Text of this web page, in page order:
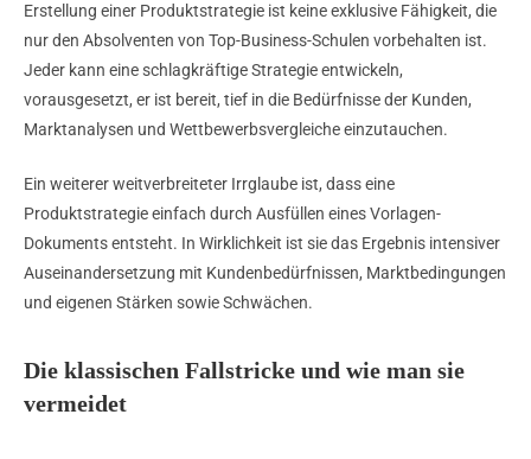
Erstellung einer Produktstrategie ist keine exklusive Fähigkeit, die
nur den Absolventen von Top-Business-Schulen vorbehalten ist.
Jeder kann eine schlagkräftige Strategie entwickeln,
vorausgesetzt, er ist bereit, tief in die Bedürfnisse der Kunden,
Marktanalysen und Wettbewerbsvergleiche einzutauchen.
Ein weiterer weitverbreiteter Irrglaube ist, dass eine
Produktstrategie einfach durch Ausfüllen eines Vorlagen-
Dokuments entsteht. In Wirklichkeit ist sie das Ergebnis intensiver
Auseinandersetzung mit Kundenbedürfnissen, Marktbedingungen
und eigenen Stärken sowie Schwächen.
Die klassischen Fallstricke und wie man sie
vermeidet